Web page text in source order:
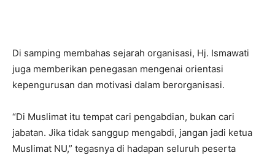
Di samping membahas sejarah organisasi, Hj. Ismawati
juga memberikan penegasan mengenai orientasi
kepengurusan dan motivasi dalam berorganisasi.
“Di Muslimat itu tempat cari pengabdian, bukan cari
jabatan. Jika tidak sanggup mengabdi, jangan jadi ketua
Muslimat NU,” tegasnya di hadapan seluruh peserta